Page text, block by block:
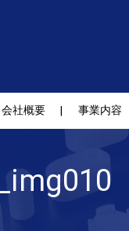
会社概要 事業内容